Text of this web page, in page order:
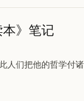
本》笔记
人们把他的哲学付